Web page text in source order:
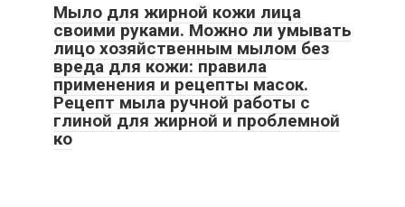
Мыло для жирной кожи лица
своими руками. Можно ли умывать
лицо хозяйственным мылом без
вреда для кожи: правила
применения и рецепты масок.
Рецепт мыла ручной работы с
глиной для жирной и проблемной
ко